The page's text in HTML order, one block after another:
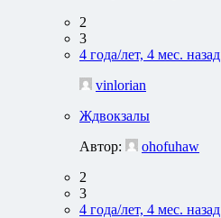
2
3
4 года/лет, 4 мес. назад
vinlorian
Ждвокзалы
Автор:
ohofuhaw
2
3
4 года/лет, 4 мес. назад